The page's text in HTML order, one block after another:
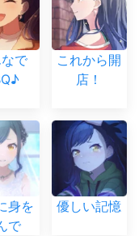
で
これから開
店！
身を
で
優しい記憶